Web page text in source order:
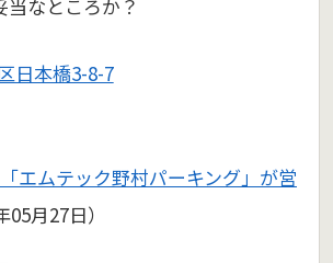
なところか？
日本橋3-8-7
エムテック野村パーキング」が営
05月27日）